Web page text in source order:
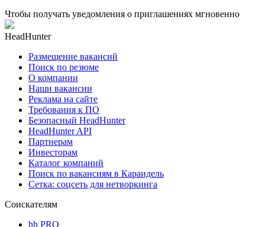
Чтобы получать уведомления о приглашениях мгновенно
HeadHunter
Размещение вакансий
Поиск по резюме
О компании
Наши вакансии
Реклама на сайте
Требования к ПО
Безопасный HeadHunter
HeadHunter API
Партнерам
Инвесторам
Каталог компаний
Поиск по вакансиям в Караидель
Сетка: соцсеть для нетворкинга
Соискателям
hh PRO